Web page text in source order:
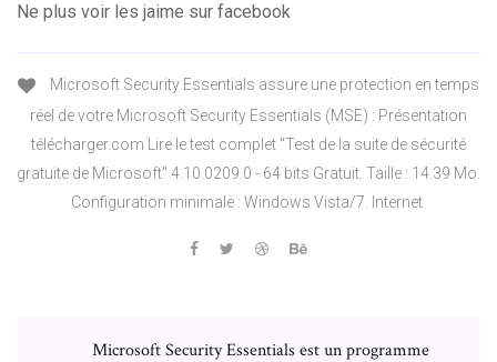
Ne plus voir les jaime sur facebook
Microsoft Security Essentials assure une protection en temps
réel de votre Microsoft Security Essentials (MSE) : Présentation
télécharger.com Lire le test complet "Test de la suite de sécurité
gratuite de Microsoft" 4.10.0209.0 - 64 bits Gratuit. Taille : 14.39 Mo.
Configuration minimale : Windows Vista/7. Internet
Microsoft Security Essentials est un programme